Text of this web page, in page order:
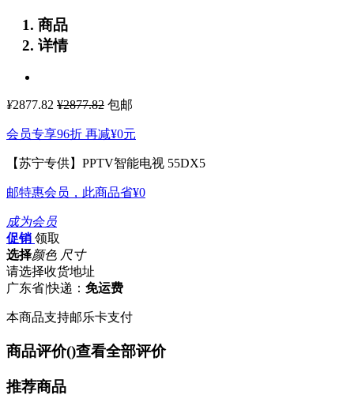
商品
详情
¥2877.82 ¥2877.82 包邮
会员专享96折 再减¥0元
【苏宁专供】PPTV智能电视 55DX5
邮特惠会员，此商品省¥0
成为会员
促销 领取
选择颜色 尺寸
请选择收货地址
广东省|快递： 免运费
本商品支持邮乐卡支付
商品评价()查看全部评价
推荐商品